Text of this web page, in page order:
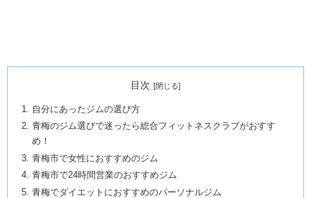
目次
自分にあったジムの選び方
青梅のジム選びで迷ったら総合フィットネスクラブがおすす
め！
青梅市で女性におすすめのジム
青梅市で24時間営業のおすすめジム
青梅でダイエットにおすすめのパーソナルジム